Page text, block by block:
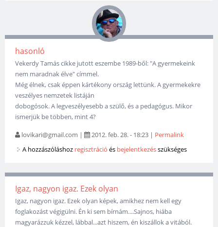
hasonló
Vekerdy Tamás cikke jutott eszembe 1989-ből: "A gyermekeink
nem maradnak élve" címmel.
Még élnek, csak éppen kártékony ország lettünk. A gyermekekre
veszélyes nemzetek listáján
dobogósok. A legveszélyesebb a szülő, és a pedagógus. Mikor
ismerjük be többen, mint 4?
lovikari@gmail.com | 2012. feb. 28. - 18:23 | Permalink
A hozzászóláshoz regisztráció és bejelentkezésszükséges
Igaz, nagyon igaz. Ezek olyan
Igaz, nagyon igaz. Ezek olyan képek, amikhez nem kell egy
foglakozást végigülni. Én ki sem bírnám....Sajnos, hiába
magyarázzuk kézzel, lábbal...azt hiszem, én kiszállok a vitából.